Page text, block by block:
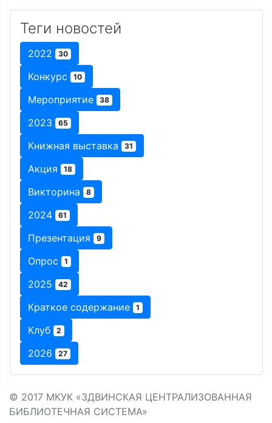
Теги новостей
2022 30
Конкурс 10
Мероприятие 38
2023 65
Книжная выставка 31
Акция 18
Викторина 8
2024 61
Презентация 9
Опрос 1
2025 42
Краткое содержание 1
Клуб 2
2026 27
© 2017 МКУК «ЗДВИНСКАЯ ЦЕНТРАЛИЗОВАННАЯ
БИБЛИОТЕЧНАЯ СИСТЕМА»